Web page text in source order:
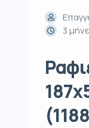
3